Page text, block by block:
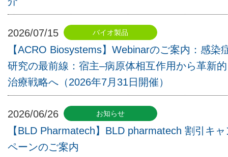
2026/07/15
【ACRO Biosystems】Webinarのご案内：感染
研究の最前線：宿主–病原体相互作用から革新的
治療戦略へ（2026年7月31日開催）
2026/06/26
【BLD Pharmatech】BLD pharmatech 割引キャ
ペーンのご案内